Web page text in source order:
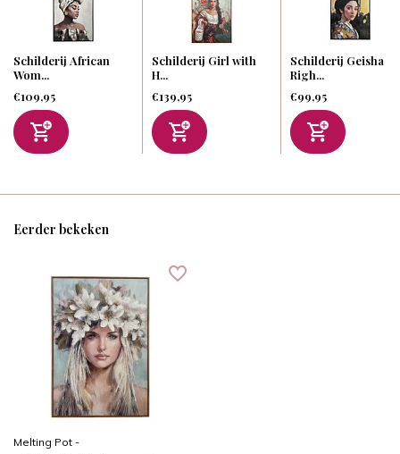
Schilderij African
Wom...
€109,95
Schilderij Girl with
H...
€139,95
Schilderij Geisha
Righ...
€99,95
Eerder bekeken
Melting Pot -